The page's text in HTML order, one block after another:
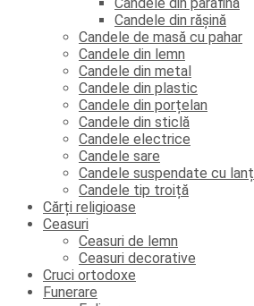
Candele din rășină
Candele de masă cu pahar
Candele din lemn
Candele din metal
Candele din plastic
Candele din porțelan
Candele din sticlă
Candele electrice
Candele sare
Candele suspendate cu lanț
Candele tip troiță
Cărți religioase
Ceasuri
Ceasuri de lemn
Ceasuri decorative
Cruci ortodoxe
Funerare